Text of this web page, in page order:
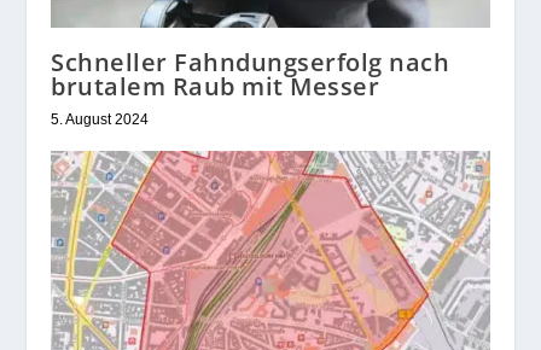
Schneller Fahndungserfolg nach
brutalem Raub mit Messer
5. August 2024